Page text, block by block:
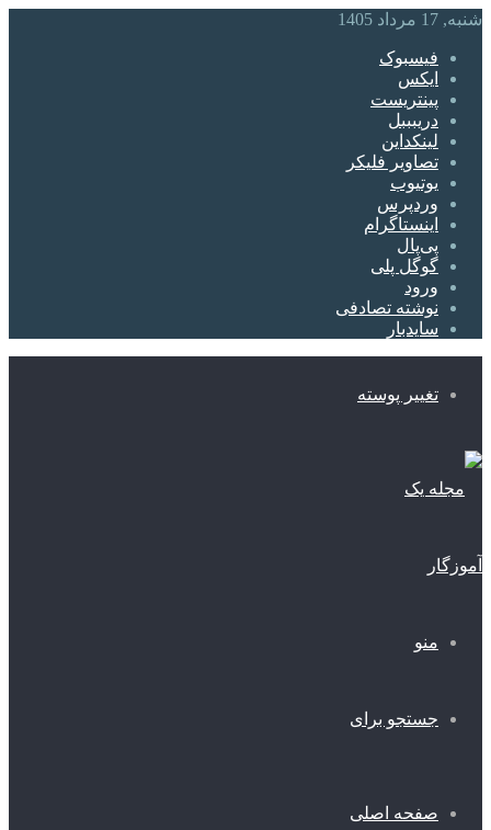
شنبه, 17 مرداد 1405
فیسبوک
ایکس
پینتریست
دریبببل
لینکداین
تصاویر فلیکر
یوتیوب
وردپرس
اینستاگرام
پی‌پال
گوگل پلی
ورود
نوشته تصادفی
سایدبار
تغییر پوسته
منو
جستجو برای
صفحه اصلی